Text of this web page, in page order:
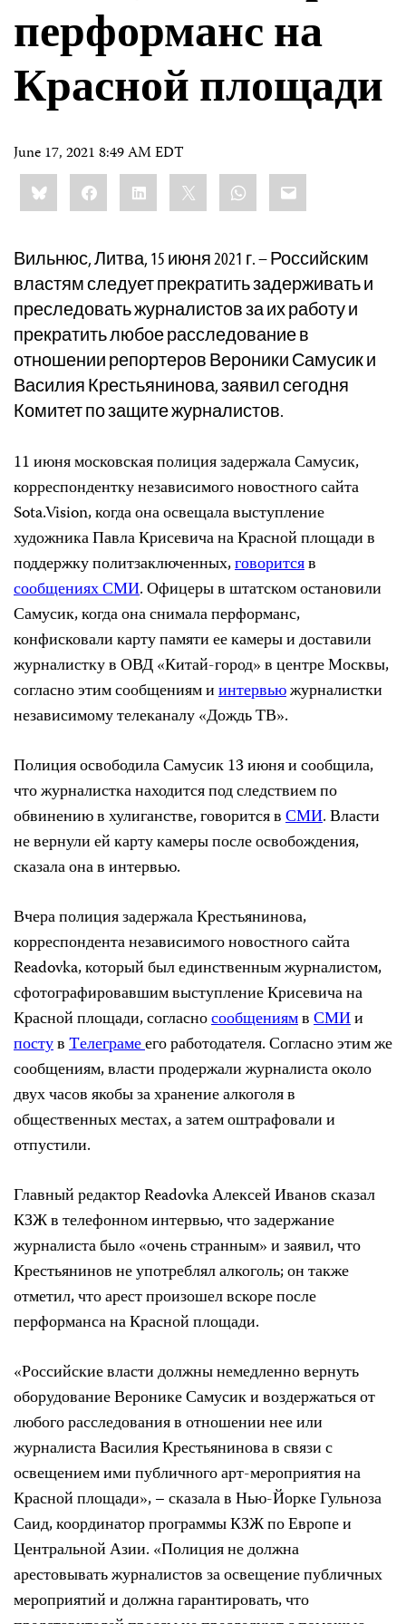
перформанс на
Красной площади
June 17, 2021 8:49 AM EDT
Share
this:BlueskyFacebookLinkedIn WhatsApp
Email
Вильнюс, Литва, 15 июня 2021 г. – Российским
властям следует прекратить задерживать и
преследовать журналистов за их работу и
прекратить любое расследование в
отношении репортеров Вероники Самусик и
Василия Крестьянинова, заявил сегодня
Комитет по защите журналистов.
11 июня московская полиция задержала Самусик,
корреспондентку независимого новостного сайта
Sota.Vision, когда она освещала выступление
художника Павла Крисевича на Красной площади в
поддержку политзаключенных,говоритсяв
сообщениях СМИ. Офицеры в штатском остановили
Самусик, когда она снимала перформанс,
конфисковали карту памяти ее камеры и доставили
журналистку в ОВД «Китай-город» в центре Москвы,
согласно этим сообщениям иинтервьюжурналистки
независимому телеканалу «Дождь ТВ».
Полиция освободила Самусик 13 июня и сообщила,
что журналистка находится под следствием по
обвинению в хулиганстве, говорится вСМИ. Власти
не вернули ей карту камеры после освобождения,
сказала она в интервью.
Вчера полиция задержала Крестьянинова,
корреспондента независимого новостного сайта
Readovka, который был единственным журналистом,
сфотографировавшим выступление Крисевича на
Красной площади, согласносообщениямвСМИи
постувTелеграмеего работодателя. Согласно этим же
сообщениям, власти продержали журналиста около
двух часов якобы за хранение алкоголя в
общественных местах, а затем оштрафовали и
отпустили.
Главный редактор Readovka Алексей Иванов сказал
КЗЖ в телефонном интервью, что задержание
журналиста было «очень странным» и заявил, что
Крестьянинов не употреблял алкоголь; он также
отметил, что арест произошел вскоре после
перформанса на Красной площади.
«Российские власти должны немедленно вернуть
оборудование Веронике Самусик и воздержаться от
любого расследования в отношении нее или
журналиста Василия Крестьянинова в связи с
освещением ими публичного арт-мероприятия на
Красной площади», – сказала в Нью-Йорке Гульноза
Саид, координатор программы КЗЖ по Европе и
Центральной Азии. «Полиция не должна
арестовывать журналистов за освещение публичных
мероприятий и должна гарантировать, что